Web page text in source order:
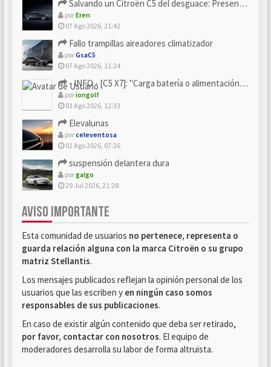
Salvando un Citroën C5 del desguace: Presentación y seguimiento
porEren
07 Ago 2026, 21:42
Fallo trampillas aireadores climatizador
porGsaC5
07 Ago 2026, 11:24
- INFO - [C5 X7]: "Carga batería o alimentación eléctri...
poriongolf
03 Ago 2026, 12:33
Elevalunas
porceleventosa
02 Ago 2026, 07:26
suspensión delantera dura
porgalgo
29 Jul 2026, 21:28
AVISO IMPORTANTE
Esta comunidad de usuarios no pertenece, representa o
guarda relación alguna con la marca Citroën o su grupo
matriz Stellantis.
Los mensajes publicados reflejan la opinión personal de los
usuarios que las escriben y en ningún caso somos
responsables de sus publicaciones.
En caso de existir algún contenido que deba ser retirado,
por favor, contactar con nosotros. El equipo de
moderadores desarrolla su labor de forma altruista.